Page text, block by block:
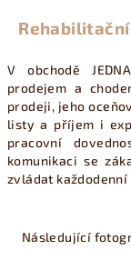
Rehabilitační
V obchodě
prodejem a
prodeji, jeho
listy a příjem i
pracovní
komunikaci se
zvládat každodenní
Následující